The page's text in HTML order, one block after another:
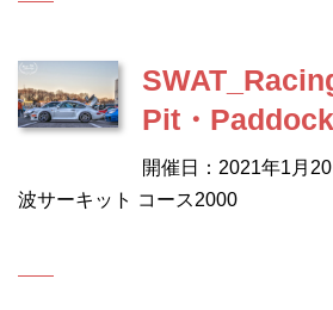
Pit・
開催日：2021年1月
波サーキット コース2000